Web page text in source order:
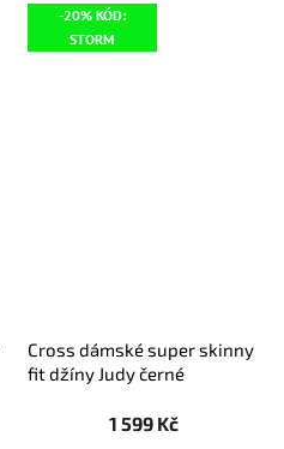
-20% KÓD:
STORM
Cross dámské super skinny
fit džíny Judy černé
1 599 Kč